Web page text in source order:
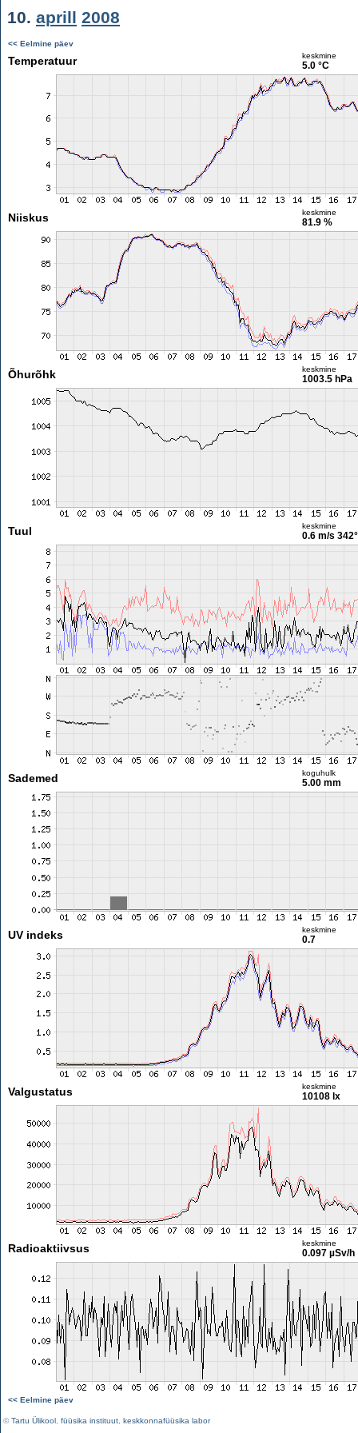
10. aprill 2008
<< Eelmine päev
Temperatuur keskmine
5.0 °C
Niiskus keskmine
81.9 %
Õhurõhk keskmine
1003.5 hPa
Tuul keskmine
0.6 m/s 342°
Sademed koguhulk
5.00 mm
UV indeks keskmine
0.7
Valgustatus keskmine
10108 lx
Radioaktiivsus keskmine
0.097 µSv/h
<< Eelmine päev
©Tartu Ülikool füüsika instituut keskkonnafüüsika labor